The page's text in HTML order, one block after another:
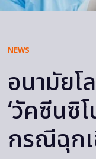
NEWS
อนามัยโ
‘วัคซีนซิ
กรณีฉุก